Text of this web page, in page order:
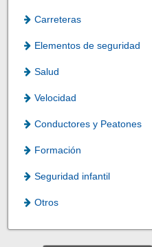
Carreteras
Elementos de seguridad
Salud
Velocidad
Conductores y Peatones
Formación
Seguridad infantil
Otros